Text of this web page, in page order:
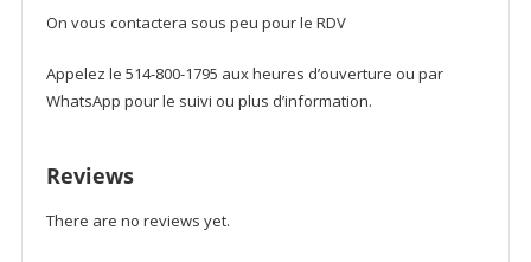
On vous contactera sous peu pour le RDV
Appelez le 514-800-1795 aux heures d’ouverture ou par
WhatsApp pour le suivi ou plus d’information.
Reviews
There are no reviews yet.